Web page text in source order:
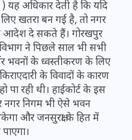
यह अधिकार देती है कि यदि
खतरा बन गई है, तो नगर
आदेश दे सकते हैं। गोरखपुर
ने पिछले साल भी सभी
भवनों के ध्वस्तीकरण के लिए
के विवादों के कारण
पा रही थी। हाईकोर्ट के इस
नगर निगम भी ऐसे भवन
और जनसुरक्षा के हित में